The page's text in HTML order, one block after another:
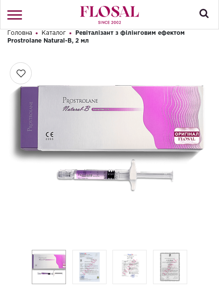
Увійти / Реєстрація
КАТАЛОГ
ПРО МАГАЗИН
КОНТАКТИ
ДОСТАВКА І ОПЛАТА
Привіт! Що Ви шукаєте?
Головна Каталог
Ревіталізант з філінговим ефектом
Prostrolane Natural-B, 2 мл